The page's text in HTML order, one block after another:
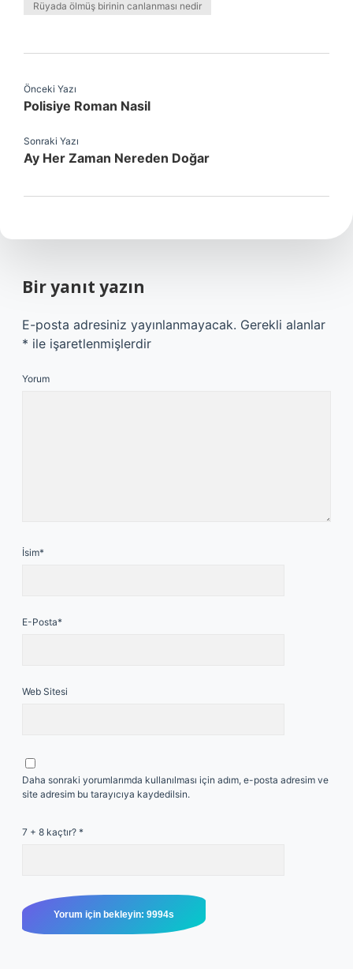
Rüyada ölmüş birinin canlanması nedir
Önceki Yazı
Polisiye Roman Nasil
Sonraki Yazı
Ay Her Zaman Nereden Doğar
Bir yanıt yazın
E-posta adresiniz yayınlanmayacak. Gerekli alanlar
* ile işaretlenmişlerdir
Yorum
İsim*
E-Posta*
Web Sitesi
Daha sonraki yorumlarımda kullanılması için adım, e-posta adresim ve
site adresim bu tarayıcıya kaydedilsin.
7 + 8 kaçtır? *